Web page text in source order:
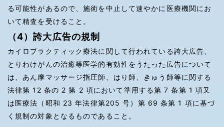
る可能性があるので、施術を中止して速やかに医療機関にお
いて精査を受けること。
（4）誇大広告の規制
カイロプラクティック療法に関して行われている誇大広告、
とりわけがんの治癒等医学的有効性をうたった広告について
は、あん摩マッサージ指圧師、はり師、きゅう師等に関する
法律第 12 条の 2 第 2 項において準用する第 7 条第 1 項又
は医療法（昭和 23 年法律第205 号）第 69 条第 1 項に基づ
く規制の対象となるものであること。